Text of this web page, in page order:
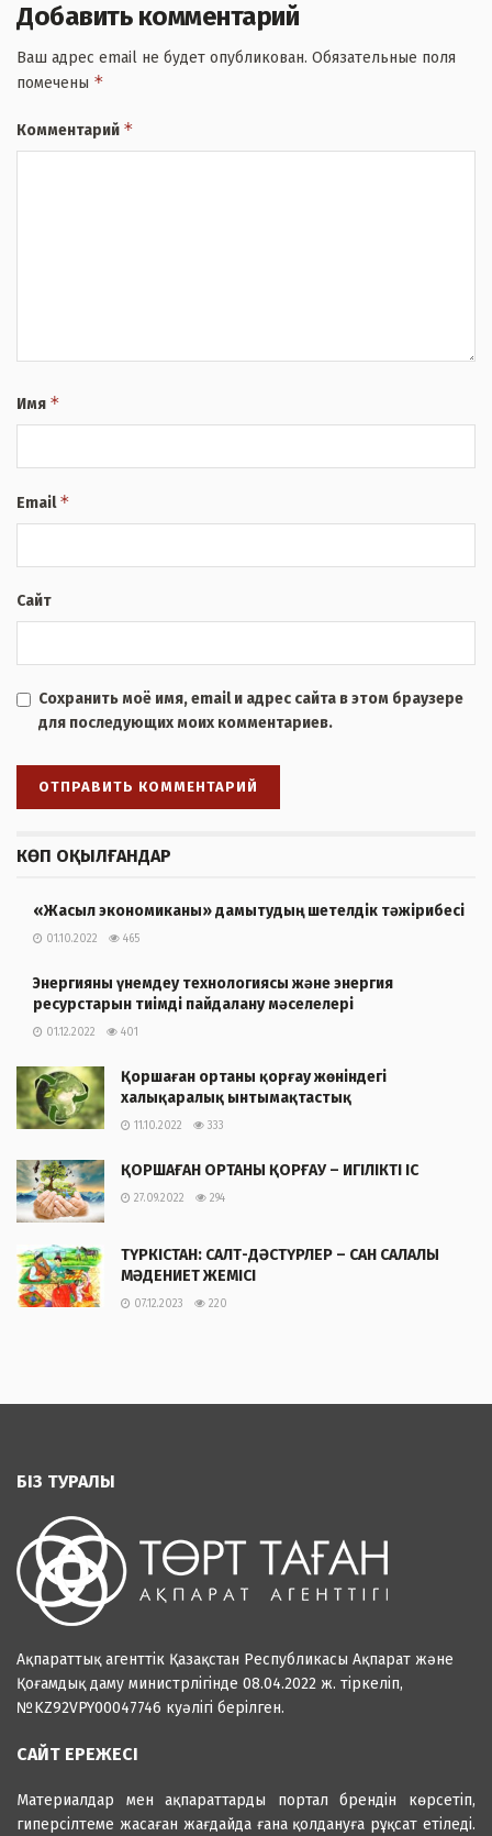
Добавить комментарий
Ваш адрес email не будет опубликован. Обязательные поля
помечены *
Комментарий *
Имя *
Email*
Сайт
Сохранить моё имя, email и адрес сайта в этом браузере
для последующих моих комментариев.
КӨП ОҚЫЛҒАНДАР
«Жасыл экономиканы» дамытудың шетелдік тәжірибесі
01.10.2022 465
Энергияны үнемдеу технологиясы және энергия
ресурстарын тиімді пайдалану мәселелері
01.12.2022 401
Қоршаған ортаны қорғау жөніндегі
халықаралық ынтымақтастық
11.10.2022 333
ҚОРШАҒАН ОРТАНЫ ҚОРҒАУ – ИГІЛІКТІ ІС
27.09.2022 294
ТҮРКІСТАН: САЛТ-ДӘСТҮРЛЕР – САН САЛАЛЫ
МӘДЕНИЕТ ЖЕМІСІ
07.12.2023 220
БІЗ ТУРАЛЫ
Ақпараттық агенттік Қазақстан Республикасы Ақпарат және
Қоғамдық даму министрлігінде 08.04.2022 ж. тіркеліп,
№KZ92VPY00047746 куәлігі берілген.
САЙТ ЕРЕЖЕСІ
Материалдар мен ақпараттарды портал брендін көрсетіп,
гиперсілтеме жасаған жағдайда ғана қолдануға рұқсат етіледі.